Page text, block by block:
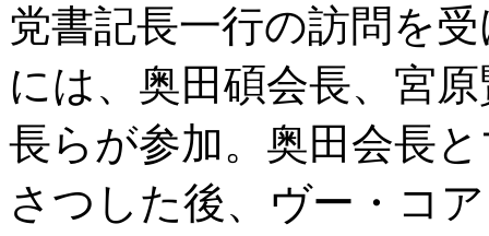
党書記長一行の訪問を
には、奥田碩会長、宮
長らが参加。奥田会長
さつした後、ヴー・コ